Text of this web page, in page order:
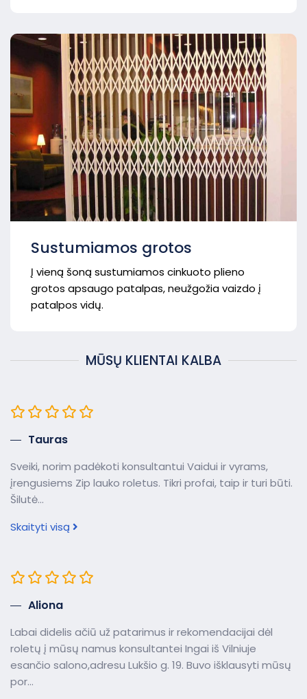
Sustumiamos grotos
Į vieną šoną sustumiamos cinkuoto plieno
grotos apsaugo patalpas, neužgožia vaizdo į
patalpos vidų.
MŪSŲ KLIENTAI KALBA
Tauras
Sveiki, norim padėkoti konsultantui Vaidui ir vyrams,
įrengusiems Zip lauko roletus. Tikri profai, taip ir turi būti.
Šilutė...
Skaityti visą
Aliona
Labai didelis ačiū už patarimus ir rekomendacijai dėl
roletų į mūsų namus konsultantei Ingai iš Vilniuje
esančio salono,adresu Lukšio g. 19. Buvo išklausyti mūsų
por...